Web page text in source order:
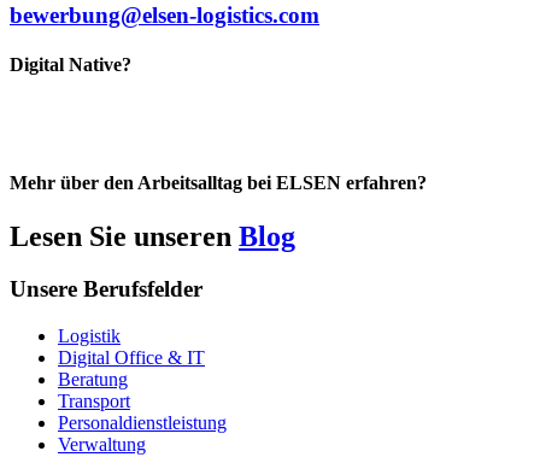
bewerbung@elsen-logistics.com
Digital Native?
Mehr über den Arbeitsalltag bei ELSEN erfahren?
Lesen Sie unseren Blog
Unsere Berufsfelder
Logistik
Digital Office & IT
Beratung
Transport
Personaldienstleistung
Verwaltung